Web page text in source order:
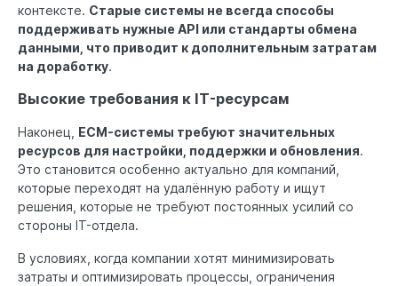
контексте. Старые системы не всегда способы
поддерживать нужные API или стандарты обмена
данными, что приводит к дополнительным затратам
на доработку.
Высокие требования к IT-ресурсам
Наконец, ECM-системы требуют значительных
ресурсов для настройки, поддержки и обновления.
Это становится особенно актуально для компаний,
которые переходят на удалённую работу и ищут
решения, которые не требуют постоянных усилий со
стороны IT-отдела.
В условиях, когда компании хотят минимизировать
затраты и оптимизировать процессы, ограничения